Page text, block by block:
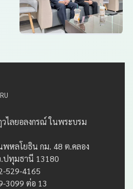
ไลยอลงกรณ์ ในพระบรม
หลโยธิน กม. 48 ต.คลอง
ปทุมธานี 13180
529-4165
3099 ต่อ 13